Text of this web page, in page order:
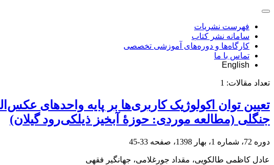
فهرست نشریات
سامانه نشر کتاب
کارگاه‌ها و دوره‌های آموزشی تخصصی
تماس با ما
English
تعداد مقالات: 1
تعیین توان اکولوژیک کاربری‌ها بر پایه واحدهای
جنگلی (مطالعه موردی: حوزۀ‌ آبخیز ذیلکی‌رود گیلان)
دوره 72، شماره 1، بهار 1398، صفحه 33-45
عادل کاظمی طالکویی، مقداد جورغلامی، جهانگیر فقهی